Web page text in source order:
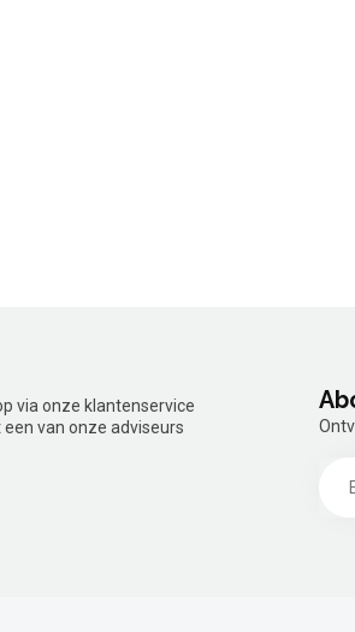
via onze klantenservice
van onze adviseurs